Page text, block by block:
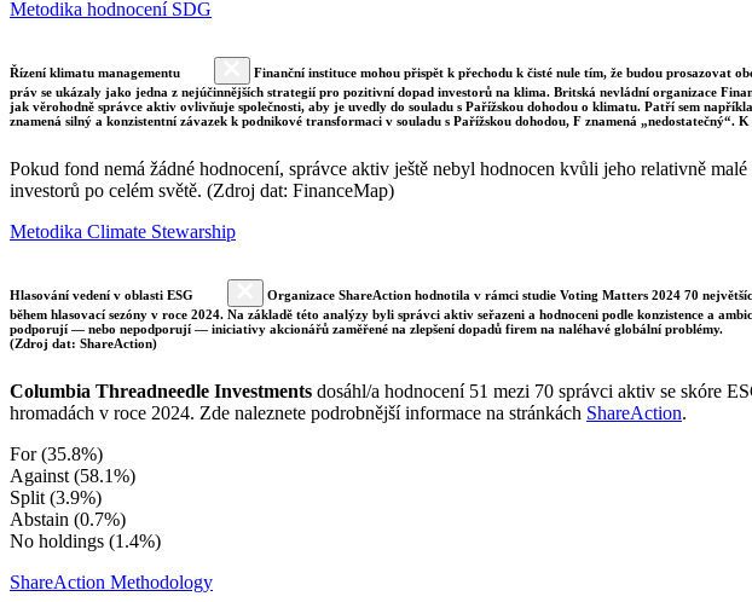
Metodika hodnocení SDG
Řízení klimatu managementu
Finanční instituce mohou přispět k přechodu k čisté nule tím, že budou prosazovat
práv se ukázaly jako jedna z nejúčinnějších strategií pro pozitivní dopad investorů na klima. Britská nevládní organizace
jak věrohodně správce aktiv ovlivňuje společnosti, aby je uvedly do souladu s Pařížskou dohodou o klimatu. Patří sem
znamená silný a konzistentní závazek k podnikové transformaci v souladu s Pařížskou dohodou, F znamená
Pokud fond nemá žádné hodnocení, správce aktiv ještě nebyl hodnocen kvůli jeho relativně
investorů po celém světě. (Zdroj dat: FinanceMap)
Metodika Climate Stewarship
Hlasování vedení v oblasti ESG
Organizace ShareAction hodnotila v rámci studie Voting Matters 2024 70
během hlasovací sezóny v roce 2024. Na základě této analýzy byli správci aktiv seřazeni a hodnoceni podle konzistence a
podporují — nebo nepodporují — iniciativy akcionářů zaměřené na zlepšení dopadů firem na naléhavé globální problémy.
(Zdroj dat: ShareAction)
Columbia Threadneedle Investments dosáhl/a hodnocení 51 mezi 70 správci aktiv se skóre
hromadách v roce 2024. Zde naleznete podrobnější informace na stránkách ShareAction.
For (35.8%)
Against (58.1%)
Split (3.9%)
Abstain (0.7%)
No holdings (1.4%)
ShareAction Methodology